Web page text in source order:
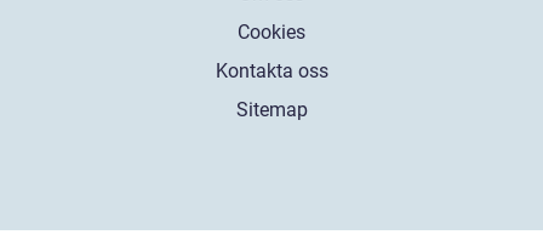
Cookies
Kontakta oss
Sitemap